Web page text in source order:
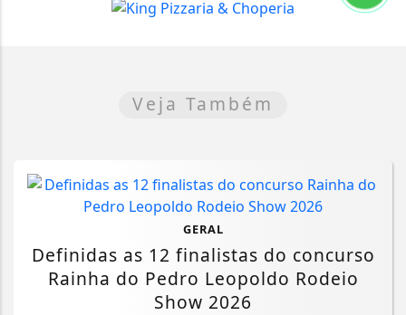
Veja Também
GERAL
Definidas as 12 finalistas do concurso
Rainha do Pedro Leopoldo Rodeio
Show 2026